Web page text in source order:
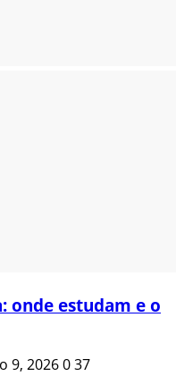
onde estudam e o
9, 2026037